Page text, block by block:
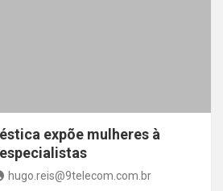
expõe mulheres à
hugo.reis@9telecom.com.br